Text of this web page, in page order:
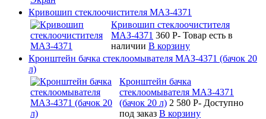
Кривошип стеклоочистителя МАЗ-4371
Кривошип стеклоочистителя
МАЗ-4371 360 P- Товар есть в
наличии В корзину
Кронштейн бачка стеклоомывателя МАЗ-4371 (бачок 20
л)
Кронштейн бачка
стеклоомывателя МАЗ-4371
(бачок 20 л) 2 580 P- Доступно
под заказ В корзину